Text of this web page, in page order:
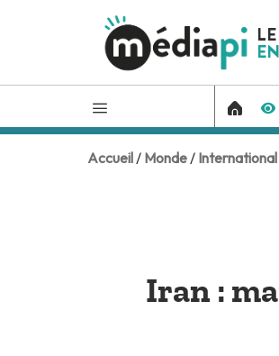
Accueil / Monde / International
Iran :